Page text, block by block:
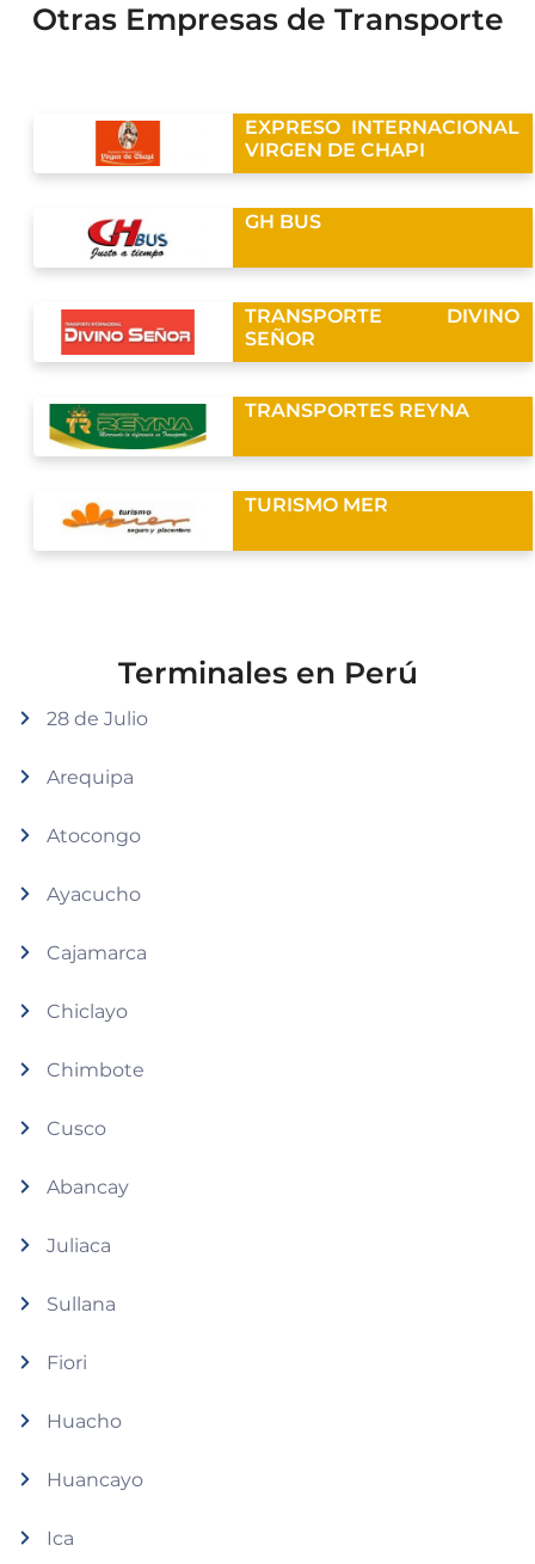
Otras Empresas de Transporte
EXPRESO INTERNACIONAL
VIRGEN DE CHAPI
GH BUS
TRANSPORTE DIVINO
SEÑOR
TRANSPORTES REYNA
TURISMO MER
Terminales en Perú
28 de Julio
Arequipa
Atocongo
Ayacucho
Cajamarca
Chiclayo
Chimbote
Cusco
Abancay
Juliaca
Sullana
Fiori
Huacho
Huancayo
Ica